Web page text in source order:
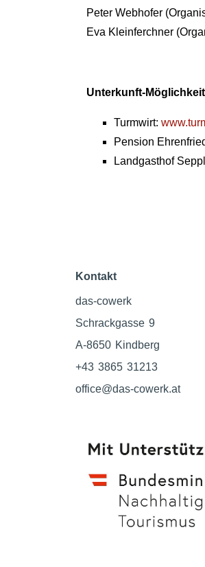
Peter Webhofer
Eva Kleinferchner
Unterkunft-
Turmwirt:
Pension
Landgasthof
Kontakt
das-cowerk
Schrackgasse 9
A-8650 Kindberg
+43 3865 31213
office@das-cowerk.at